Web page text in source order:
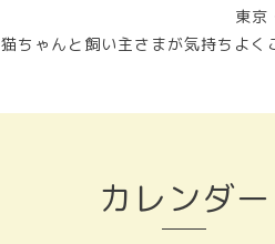
東京
猫ちゃんと飼い主さまが気持ちよ
カレンダー